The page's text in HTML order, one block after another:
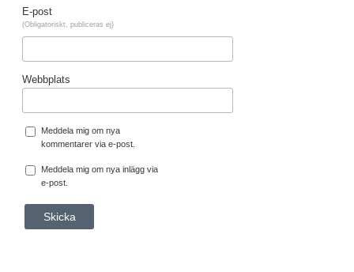
E-post
(Obligatoriskt, publiceras ej)
Webbplats
Meddela mig om nya
kommentarer via e-post.
Meddela mig om nya inlägg via
e-post.